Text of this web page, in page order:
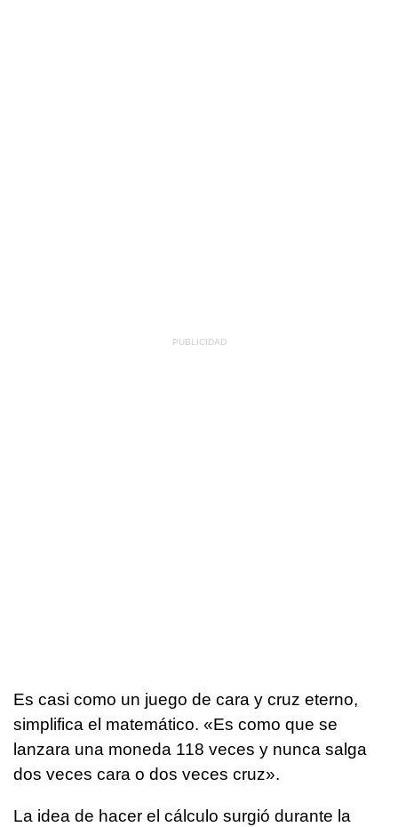
Es casi como un juego de cara y cruz eterno,
simplifica el matemático. «Es como que se
lanzara una moneda 118 veces y nunca salga
dos veces cara o dos veces cruz».
La idea de hacer el cálculo surgió durante la